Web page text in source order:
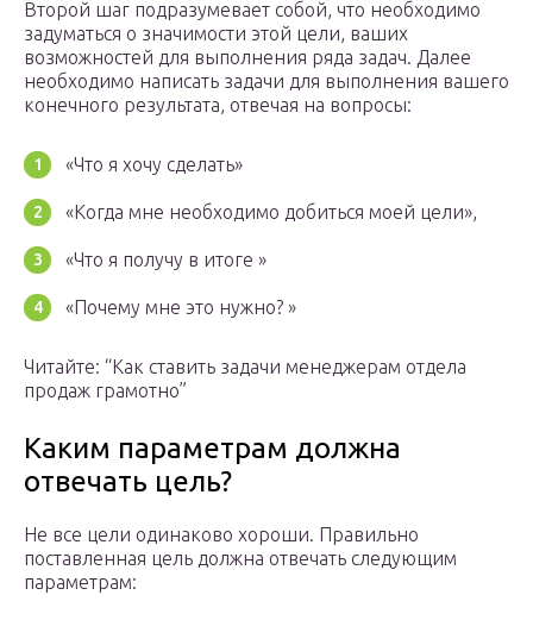
Второй шаг подразумевает собой, что необходимо
задуматься о значимости этой цели, ваших
возможностей для выполнения ряда задач. Далее
необходимо написать задачи для выполнения вашего
конечного результата, отвечая на вопросы:
«Что я хочу сделать»
«Когда мне необходимо добиться моей цели»,
«Что я получу в итоге »
«Почему мне это нужно? »
Читайте: “Как ставить задачи менеджерам отдела
продаж грамотно”
Каким параметрам должна
отвечать цель?
Не все цели одинаково хороши. Правильно
поставленная цель должна отвечать следующим
параметрам: